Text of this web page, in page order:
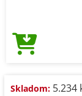
Skladom: 5.234